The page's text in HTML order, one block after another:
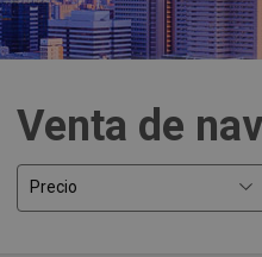
Venta de
Precio